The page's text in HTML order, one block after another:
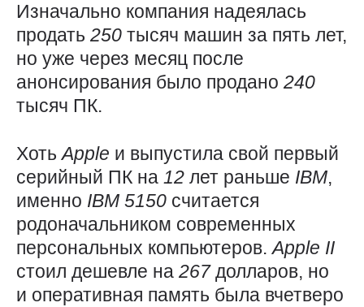
Изначально компания надеялась
продать 250 тысяч машин за пять лет,
но уже через месяц после
анонсирования было продано 240
тысяч ПК.
ХотьApple и выпустила свой первый
серийный ПК на 12 лет раньше IBM,
именно IBM 5150 считается
родоначальником современных
персональных компьютеров.Apple II
стоил дешевле на 267долларов, но
и оперативная память была вчетверо